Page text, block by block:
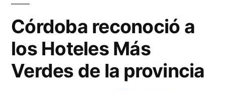
Córdoba reconoció a
los Hoteles Más
Verdes de la provincia